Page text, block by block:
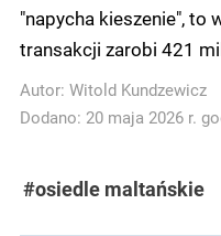
"napycha kieszenie", to
transakcji zarobi 421
Autor: Witold Kundzewicz
Dodano: 20 maja 2026 r.
#osiedle maltańskie